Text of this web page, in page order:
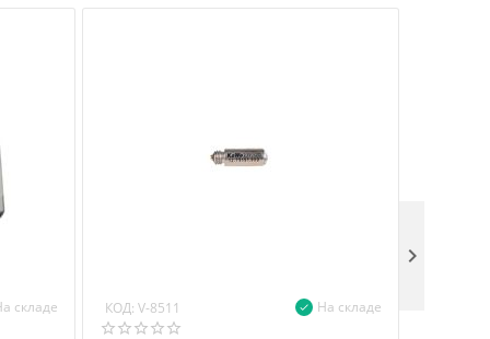
складе КОД: V-8511 На складе
